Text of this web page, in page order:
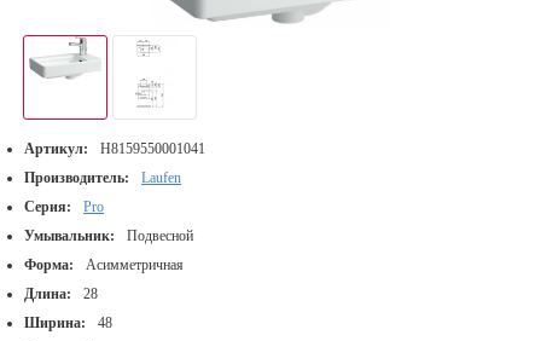
Артикул:
H8159550001041
Производитель:
Laufen
Серия:
Pro
Умывальник:
Подвесной
Форма:
Асимметричная
Длина:
28
Ширина:
48